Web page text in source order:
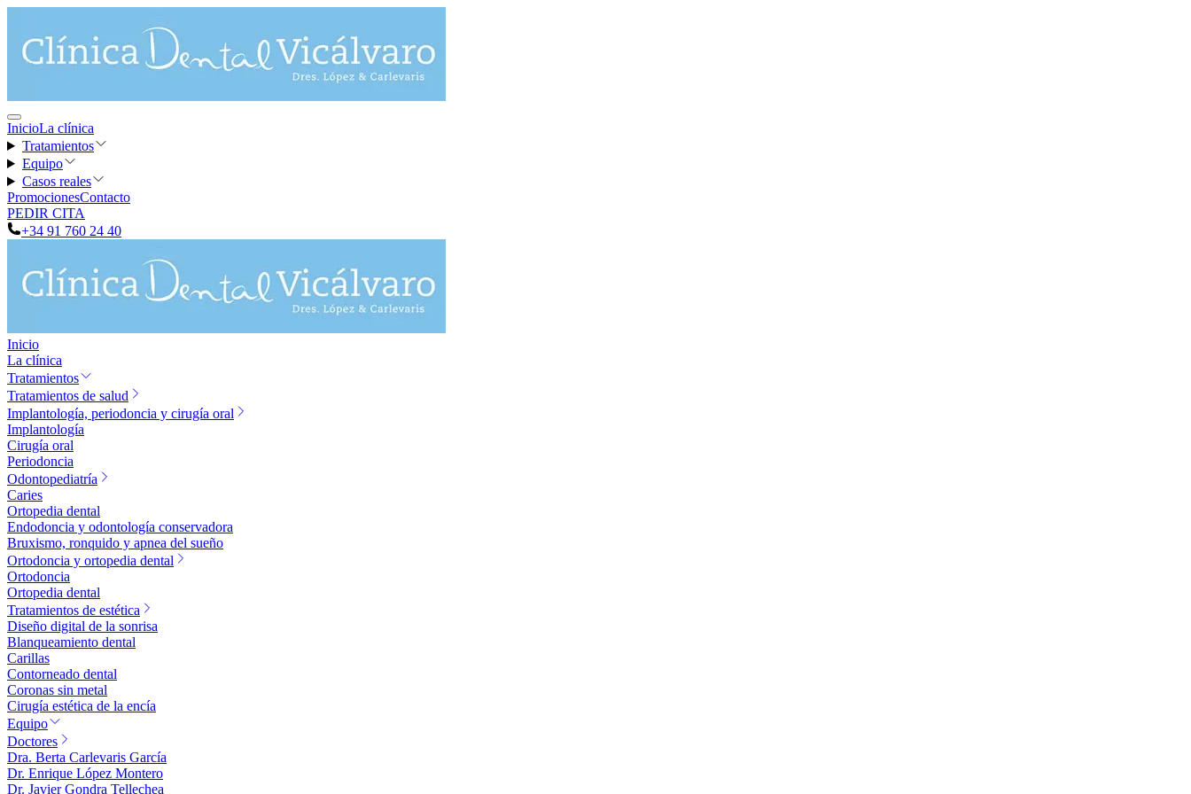
InicioLa clínica
Tratamientos
Equipo
Casos reales
PromocionesContacto
PEDIR CITA
+34 91 760 24 40
Inicio
La clínica
Tratamientos
Tratamientos de salud
Implantología, periodoncia y cirugía oral
Implantología
Cirugía oral
Periodoncia
Odontopediatría
Caries
Ortopedia dental
Endodoncia y odontología conservadora
Bruxismo, ronquido y apnea del sueño
Ortodoncia y ortopedia dental
Ortodoncia
Ortopedia dental
Tratamientos de estética
Diseño digital de la sonrisa
Blanqueamiento dental
Carillas
Contorneado dental
Coronas sin metal
Cirugía estética de la encía
Equipo
Doctores
Dra. Berta Carlevaris García
Dr. Enrique López Montero
Dr. Javier Gondra Tellechea